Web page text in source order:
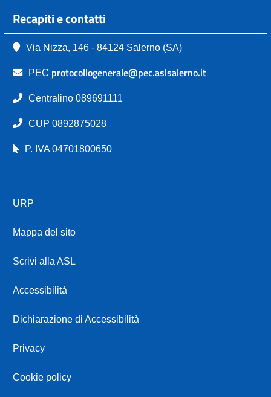
Recapiti e contatti
Via Nizza, 146 - 84124 Salerno (SA)
PEC protocollogenerale@pec.aslsalerno.it
Centralino 089691111
CUP 0892875028
P. IVA 04701800650
URP
Mappa del sito
Scrivi alla ASL
Accessibilità
Dichiarazione di Accessibilità
Privacy
Cookie policy